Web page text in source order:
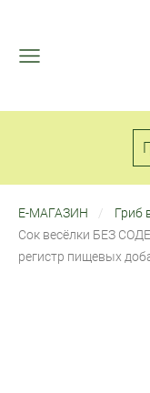
Е-МАГАЗИН
Гриб
Сок весёлки БЕЗ
pегистр пищевых